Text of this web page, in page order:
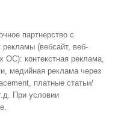
партнерство с
(вебсайт, веб-
ОС): контекстная реклама,
медийная реклама через
платные статьи/
При условии